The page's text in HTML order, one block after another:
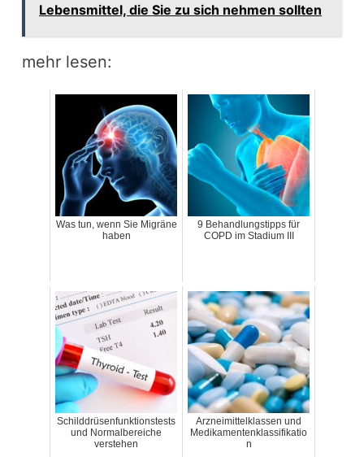
Lebensmittel, die Sie zu sich nehmen sollten
mehr lesen:
Was tun, wenn Sie Migräne
haben
9 Behandlungstipps für
COPD im Stadium III
Schilddrüsenfunktionstests
und Normalbereiche
verstehen
Arzneimittelklassen und
Medikamentenklassifikatio
n